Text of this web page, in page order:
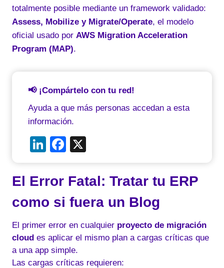
totalmente posible mediante un framework validado:
Assess, Mobilize y Migrate/Operate, el modelo
oficial usado por AWS Migration Acceleration
Program (MAP).
📢 ¡Compártelo con tu red!
Ayuda a que más personas accedan a esta
información.
Li
n
k
dI
n
F
a
c
e
b
o
o
k
El Error Fatal: Tratar tu ERP
como si fuera un Blog
El primer error en cualquier proyecto de migración
cloud es aplicar el mismo plan a cargas críticas que
a una app simple.
Las cargas críticas requieren: